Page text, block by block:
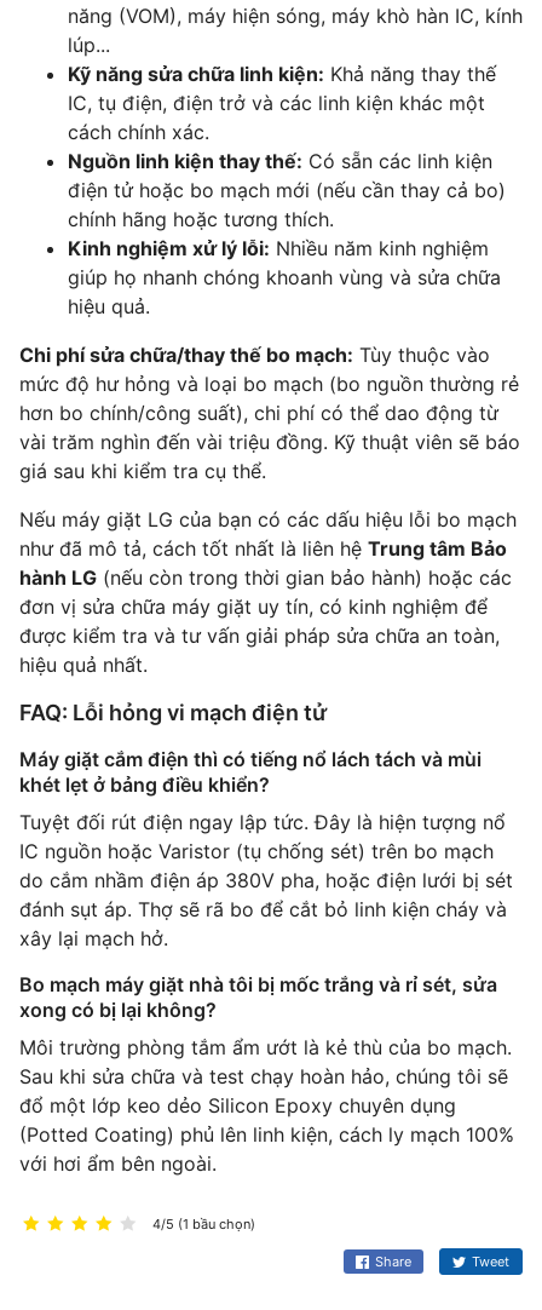
năng (VOM), máy hiện sóng, máy khò hàn IC, kính
lúp...
Kỹ năng sửa chữa linh kiện: Khả năng thay thế
IC, tụ điện, điện trở và các linh kiện khác một
cách chính xác.
Nguồn linh kiện thay thế: Có sẵn các linh kiện
điện tử hoặc bo mạch mới (nếu cần thay cả bo)
chính hãng hoặc tương thích.
Kinh nghiệm xử lý lỗi: Nhiều năm kinh nghiệm
giúp họ nhanh chóng khoanh vùng và sửa chữa
hiệu quả.
Chi phí sửa chữa/thay thế bo mạch: Tùy thuộc vào
mức độ hư hỏng và loại bo mạch (bo nguồn thường rẻ
hơn bo chính/công suất), chi phí có thể dao động từ
vài trăm nghìn đến vài triệu đồng. Kỹ thuật viên sẽ báo
giá sau khi kiểm tra cụ thể.
Nếu máy giặt LG của bạn có các dấu hiệu lỗi bo mạch
như đã mô tả, cách tốt nhất là liên hệ Trung tâm Bảo
hành LG (nếu còn trong thời gian bảo hành) hoặc các
đơn vị sửa chữa máy giặt uy tín, có kinh nghiệm để
được kiểm tra và tư vấn giải pháp sửa chữa an toàn,
hiệu quả nhất.
FAQ: Lỗi hỏng vi mạch điện tử
Máy giặt cắm điện thì có tiếng nổ lách tách và mùi
khét lẹt ở bảng điều khiển?
Tuyệt đối rút điện ngay lập tức. Đây là hiện tượng nổ
IC nguồn hoặc Varistor (tụ chống sét) trên bo mạch
do cắm nhầm điện áp 380V pha, hoặc điện lưới bị sét
đánh sụt áp. Thợ sẽ rã bo để cắt bỏ linh kiện cháy và
xây lại mạch hở.
Bo mạch máy giặt nhà tôi bị mốc trắng và rỉ sét, sửa
xong có bị lại không?
Môi trường phòng tắm ẩm ướt là kẻ thù của bo mạch.
Sau khi sửa chữa và test chạy hoàn hảo, chúng tôi sẽ
đổ một lớp keo dẻo Silicon Epoxy chuyên dụng
(Potted Coating) phủ lên linh kiện, cách ly mạch 100%
với hơi ẩm bên ngoài.
4/5 (1 bầu chọn)
Share Tweet